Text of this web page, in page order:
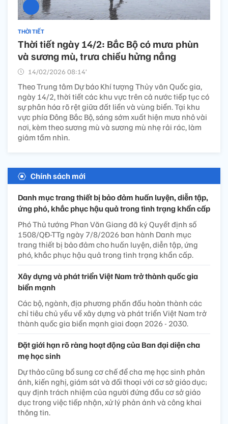
THỜI TIẾT
Thời tiết ngày 14/2: Bắc Bộ có mưa phùn
và sương mù, trưa chiều hửng nắng
14/02/2026 08:14’
Theo Trung tâm Dự báo Khí tượng Thủy văn Quốc gia,
ngày 14/2, thời tiết các khu vực trên cả nước tiếp tục có
sự phân hóa rõ rệt giữa đất liền và vùng biển. Tại khu
vực phía Đông Bắc Bộ, sáng sớm xuất hiện mưa nhỏ vài
nơi, kèm theo sương mù và sương mù nhẹ rải rác, làm
giảm tầm nhìn.
Chính sách mới
Danh mục trang thiết bị bảo đảm huấn luyện, diễn tập,
ứng phó, khắc phục hậu quả trong tình trạng khẩn cấp
Phó Thủ tướng Phan Văn Giang đã ký Quyết định số
1508/QĐ-TTg ngày 7/8/2026 ban hành Danh mục
trang thiết bị bảo đảm cho huấn luyện, diễn tập, ứng
phó, khắc phục hậu quả trong tình trạng khẩn cấp.
Xây dựng và phát triển Việt Nam trở thành quốc gia
biển mạnh
Các bộ, ngành, địa phương phấn đấu hoàn thành các
chỉ tiêu chủ yếu về xây dựng và phát triển Việt Nam trở
thành quốc gia biển mạnh giai đoạn 2026 - 2030.
Đặt giới hạn rõ ràng hoạt động của Ban đại diện cha
mẹ học sinh
Dự thảo cũng bổ sung cơ chế để cha mẹ học sinh phản
ánh, kiến nghị, giám sát và đối thoại với cơ sở giáo dục;
quy định trách nhiệm của người đứng đầu cơ sở giáo
dục trong việc tiếp nhận, xử lý phản ánh và công khai
thông tin.